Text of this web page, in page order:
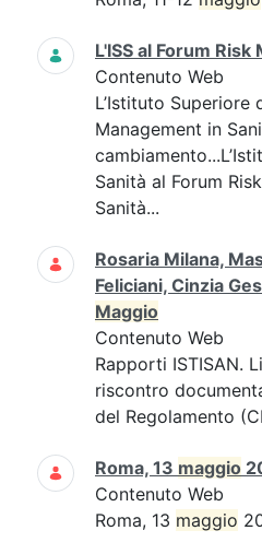
L'ISS al Forum
Contenuto Web
L’Istituto Superiore
Management in
Sanità al Forum
Sanità...
Rosaria Milana,
Feliciani, Cinzia
Maggio
Contenuto Web
Rapporti ISTISAN.
riscontro
del Regolamento
Roma, 13 maggio
Contenuto Web
Roma, 13 maggio